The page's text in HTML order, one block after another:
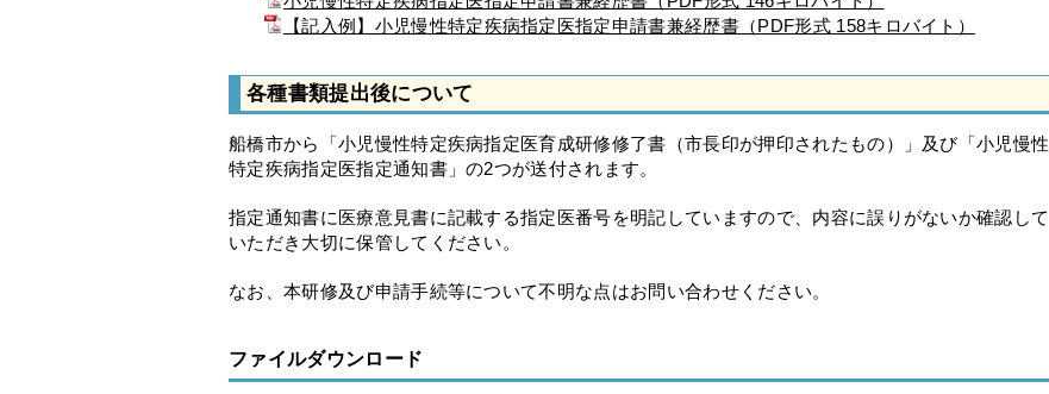
【記入例】小児慢性特定疾病指定医指定申請書兼経歴書（PDF形式 158キロバイト）
各種書類提出後について
船橋市から「小児慢性特定疾病指定医育成研修修了書（市長印が押印されたもの）」及び「小児慢性
特定疾病指定医指定通知書」の2つが送付されます。
指定通知書に医療意見書に記載する指定医番号を明記していますので、内容に誤りがないか確認して
いただき大切に保管してください。
なお、本研修及び申請手続等について不明な点はお問い合わせください。
ファイルダウンロード